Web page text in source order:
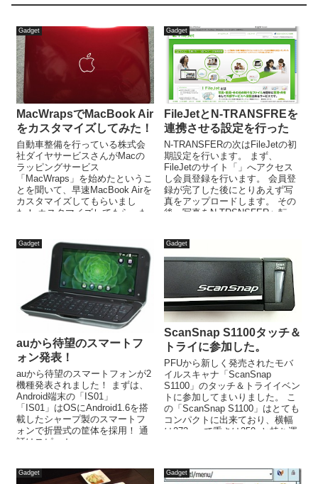
Gadget
MacWrapsでMacBook Air
をカスタマイズしてみた！
自動車整備を行っている株式会
社ダイヤサービスさんがMacの
ラッピングサービス
「MacWraps」を始めたというこ
とを聞いて、早速MacBook Airを
カスタマイズしてもらいまし
た！ カスタマイズしてもらった
Gadget
FileJetとN-TRANSFREを
連携させる設定を行った
N-TRANSFERの次はFileJetの初
期設定を行います。 まず、
FileJetのサイト「」へアクセス
し会員登録を行います。 会員登
録が完了した後にとりあえず写
真をアップロードします。 その
後、写真をN-TRSNSFERへ転
Gadget
auから待望のスマートフ
ォン発表！
auから待望のスマートフォンが2
機種発表されました！ まずは、
Android端末の「IS01」
「IS01」はOSにAndroid1.6を搭
載したシャープ製のスマートフ
ォンで折畳式の筐体を採用！ 通
話はスピーカー...
Gadget
ScanSnap S1100タッチ＆
トライに参加した。
PFUから新しく発売されたモバ
イルスキャナ「ScanSnap
S1100」のタッチ＆トライイベン
トに参加してまいりました。 こ
の「ScanSnap S1100」はとても
コンパクトに出来ており、横幅
は273mmで重さは350gと持ち運
Gadget Gadget